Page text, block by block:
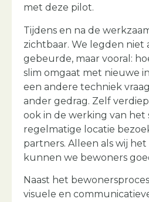
met deze pilot.
Tijdens en na de
zichtbaar. We legden niet
gebeurde, maar vooral:
slim omgaat met nieuwe
een andere techniek
ander gedrag. Zelf
ook in de werking van het
regelmatige locatie
partners. Alleen als wij
kunnen we bewoners
Naast het
visuele en